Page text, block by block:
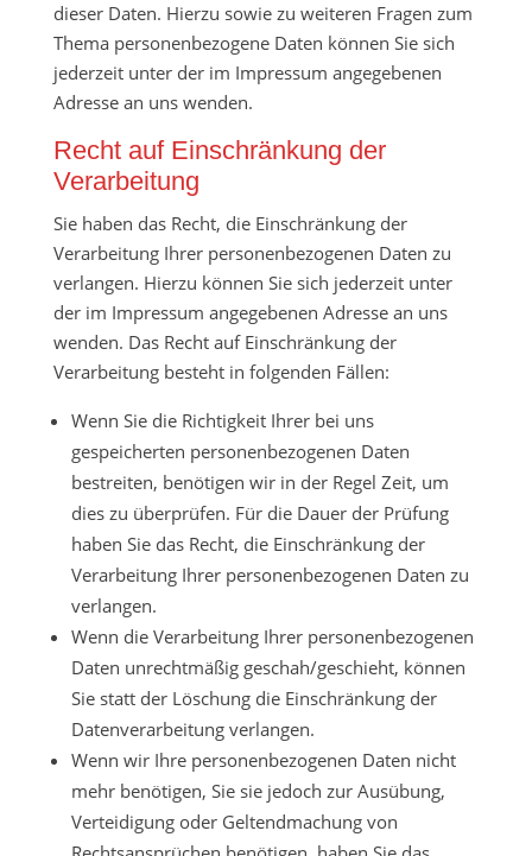
dieser Daten. Hierzu sowie zu weiteren Fragen zum
Thema personenbezogene Daten können Sie sich
jederzeit unter der im Impressum angegebenen
Adresse an uns wenden.
Recht auf Einschränkung der
Verarbeitung
Sie haben das Recht, die Einschränkung der
Verarbeitung Ihrer personenbezogenen Daten zu
verlangen. Hierzu können Sie sich jederzeit unter
der im Impressum angegebenen Adresse an uns
wenden. Das Recht auf Einschränkung der
Verarbeitung besteht in folgenden Fällen:
Wenn Sie die Richtigkeit Ihrer bei uns
gespeicherten personenbezogenen Daten
bestreiten, benötigen wir in der Regel Zeit, um
dies zu überprüfen. Für die Dauer der Prüfung
haben Sie das Recht, die Einschränkung der
Verarbeitung Ihrer personenbezogenen Daten zu
verlangen.
Wenn die Verarbeitung Ihrer personenbezogenen
Daten unrechtmäßig geschah/geschieht, können
Sie statt der Löschung die Einschränkung der
Datenverarbeitung verlangen.
Wenn wir Ihre personenbezogenen Daten nicht
mehr benötigen, Sie sie jedoch zur Ausübung,
Verteidigung oder Geltendmachung von